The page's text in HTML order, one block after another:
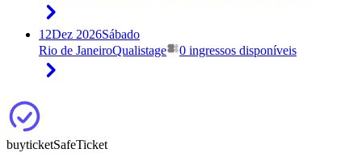
12Dez 2026Sábado
Rio de JaneiroQualistage 0 ingressos disponíveis
buyticketSafeTicket